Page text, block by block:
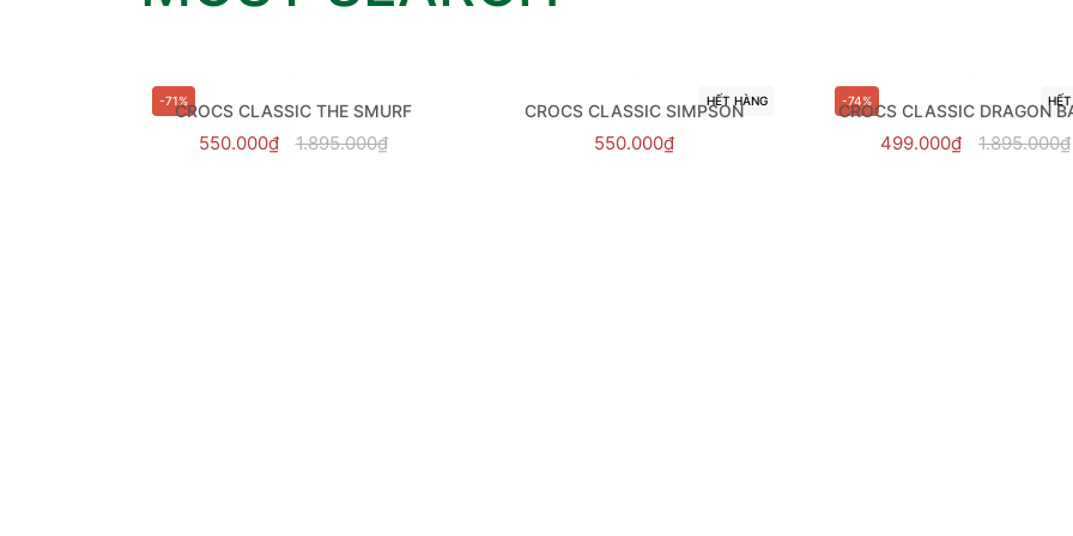
-71% HẾT HÀNG
CROCS CLASSIC SIMPSON
550.000₫
-74%
CROCS CLASSIC DRAGON
499.000₫ 1.895.000₫